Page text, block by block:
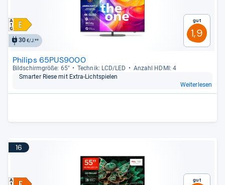
30€/J.**
Gut
1,9
Philips 65PUS9000
Bild­schirm­größe: 65" Tech­nik: LCD/LED
Anzahl HDMI: 4
Smar­ter Riese mit Extra-​Licht­spie­len
Weiterlesen
16
Gut